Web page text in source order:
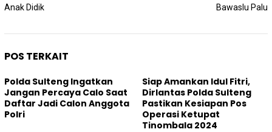
Anak Didik
Bawaslu Palu
POS TERKAIT
Polda Sulteng Ingatkan
Jangan Percaya Calo Saat
Daftar Jadi Calon Anggota
Polri
Siap Amankan Idul Fitri,
Dirlantas Polda Sulteng
Pastikan Kesiapan Pos
Operasi Ketupat
Tinombala 2024